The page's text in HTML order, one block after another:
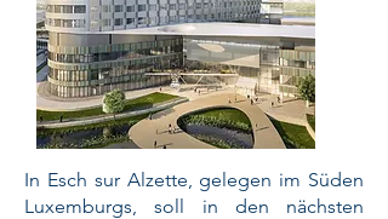
In Esch sur Alzette, gelegen im Süden
Luxemburgs, soll in den nächsten